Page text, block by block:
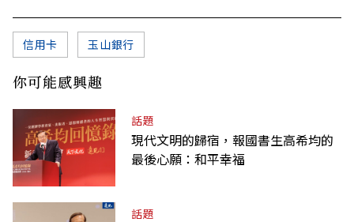
信用卡 玉山銀行
你可能感興趣
話題
現代文明的歸宿，報國書生高希均的
最後心願：和平幸福
話題